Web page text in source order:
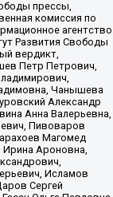
прессы,
комиссия по
агентство
Развития Свободы
вердикт,
Петр Петрович,
Чанышева
Александр
Анна Валерьевна,
Пивоваров
Магомед
Ароновна,
Исламов
Сергей